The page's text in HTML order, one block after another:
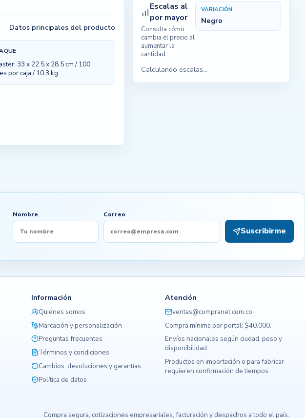
Datos principales del producto
33 x 22.5 x 28.5 cm / 100
por caja / 10.3 kg
Escalas al
por mayor
Consulta cómo
cambia el precio al
aumentar la
cantidad.
VARIACIÓN
Negro
Calculando escalas...
Nombre Correo
Suscribirme
Información
Quiénes somos
Marcación y personalización
Preguntas frecuentes
Términos y condiciones
Cambios, devoluciones y garantías
Política de datos
Atención
ventas@compranet.com.co
Compra mínima por portal: $40.000.
Envíos nacionales según ciudad, peso y
disponibilidad.
Productos en importación o para fabricar
requieren confirmación de tiempos.
Compra segura, cotizaciones empresariales, facturación y despachos a todo el país.